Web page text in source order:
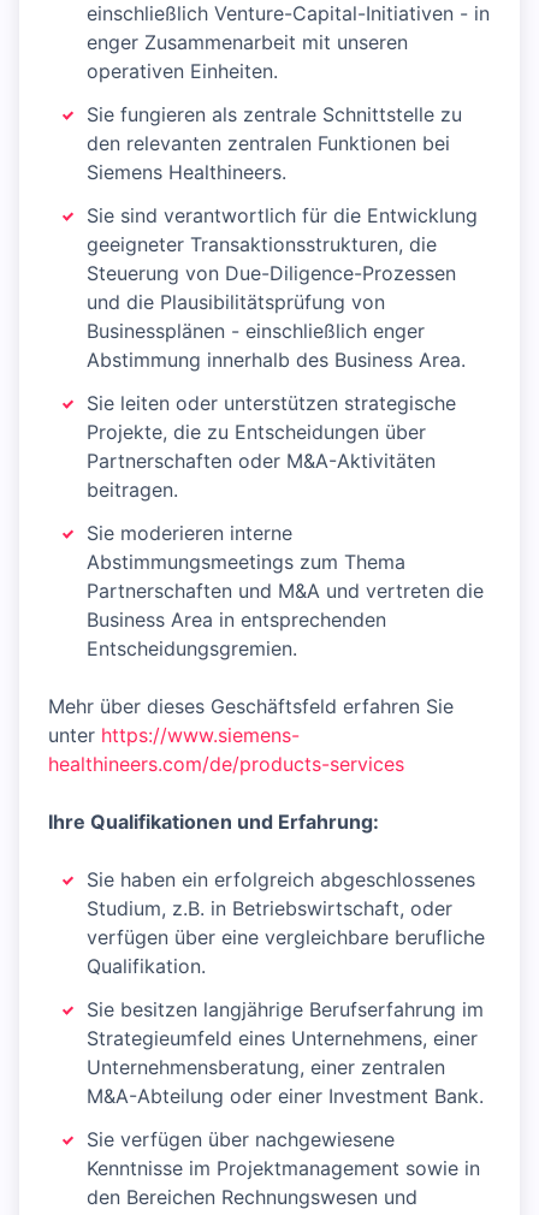
einschließlich Venture-Capital-Initiativen - in
enger Zusammenarbeit mit unseren
operativen Einheiten.
Sie fungieren als zentrale Schnittstelle zu
den relevanten zentralen Funktionen bei
Siemens Healthineers.
Sie sind verantwortlich für die Entwicklung
geeigneter Transaktionsstrukturen, die
Steuerung von Due-Diligence-Prozessen
und die Plausibilitätsprüfung von
Businessplänen - einschließlich enger
Abstimmung innerhalb des Business Area.
Sie leiten oder unterstützen strategische
Projekte, die zu Entscheidungen über
Partnerschaften oder M&A-Aktivitäten
beitragen.
Sie moderieren interne
Abstimmungsmeetings zum Thema
Partnerschaften und M&A und vertreten die
Business Area in entsprechenden
Entscheidungsgremien.
Mehr über dieses Geschäftsfeld erfahren Sie
unter https://www.siemens-
healthineers.com/de/products-services
Ihre Qualifikationen und Erfahrung:
Sie haben ein erfolgreich abgeschlossenes
Studium, z.B. in Betriebswirtschaft, oder
verfügen über eine vergleichbare berufliche
Qualifikation.
Sie besitzen langjährige Berufserfahrung im
Strategieumfeld eines Unternehmens, einer
Unternehmensberatung, einer zentralen
M&A-Abteilung oder einer Investment Bank.
Sie verfügen über nachgewiesene
Kenntnisse im Projektmanagement sowie in
den Bereichen Rechnungswesen und